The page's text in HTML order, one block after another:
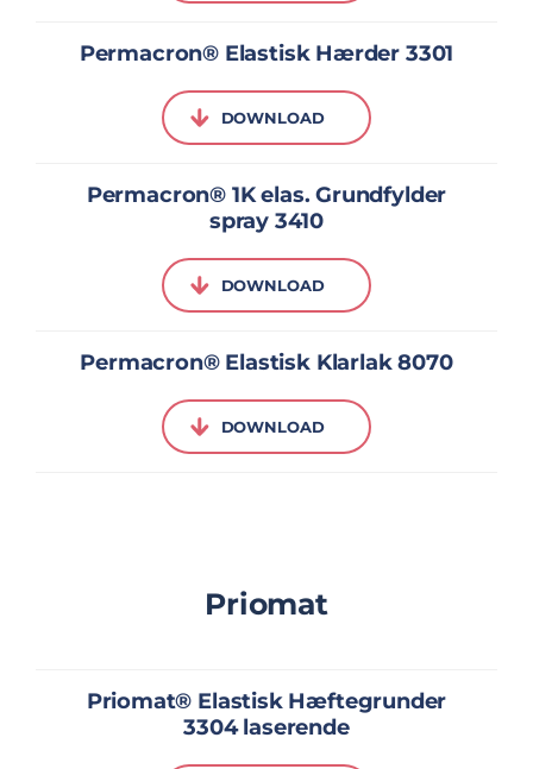
Permacron® Elastisk Hærder 3301
DOWNLOAD
Permacron® 1K elas. Grundfylder
spray 3410
DOWNLOAD
Permacron® Elastisk Klarlak 8070
DOWNLOAD
Priomat
Priomat® Elastisk Hæftegrunder
3304 laserende